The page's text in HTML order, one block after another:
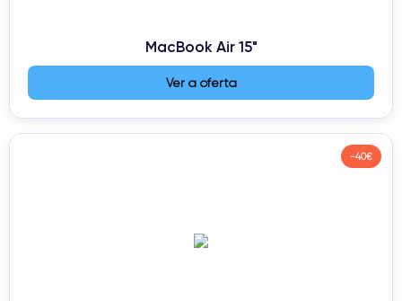
MacBook Air 15"
Ver a oferta
-40€